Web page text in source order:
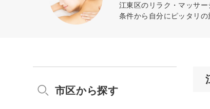
江東区のリラク・マッサ
条件から自分にピッタリ
市区から探す